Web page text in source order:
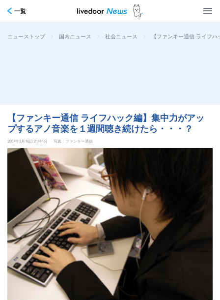
一覧
ニューストップ > 国内ニュース > 社会ニュース > 【ファンキー通信 ライフ
【ファンキー通信 ライフハック編】集中力がアッ
プするアノ音楽を１週間聴き続けたら・・・？
2007年3月16日 21時1分 写真：ファンキー通信